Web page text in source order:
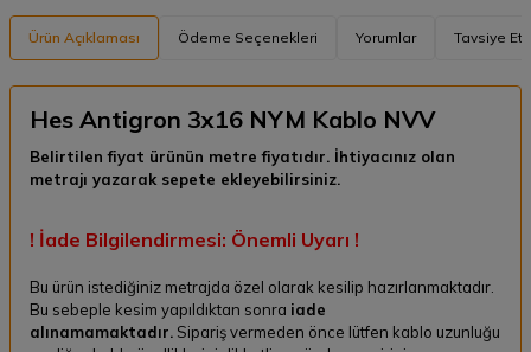
Ürün Açıklaması Ödeme Seçenekleri Yorumlar Tavsiye Et
Hes Antigron 3x16 NYM Kablo NVV
Belirtilen fiyat ürünün metre fiyatıdır. İhtiyacınız olan
metrajı yazarak sepete ekleyebilirsiniz.
! İade Bilgilendirmesi: Önemli Uyarı !
Bu ürün istediğiniz metrajda özel olarak kesilip hazırlanmaktadır.
Bu sebeple kesim yapıldıktan sonra iade
alınamamaktadır. Sipariş vermeden önce lütfen kablo uzunluğu